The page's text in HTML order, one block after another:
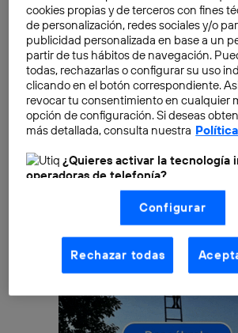
diferentes debates”, permitiendo
usuarios a través de hilos o
que otras personas de la app pueden
compartir o republicar en su perfil.
cookies propias y de terceros con fines
de personalización, redes sociales y/o
publicidad personalizada en base a un
partir de tus hábitos de navegación.
todas, rechazarlas o configurar su uso
clicando en el botón correspondiente.
revocar tu consentimiento en cualquier
opción de configuración. Si deseas
más detallada, consulta nuestra
¿Quieres activar la tecnología
operadoras de telefonía?
Nosotros, Telefónica S.A., utilizamos la
realizar nuestras acciones de marketing
(como se describe en este aviso de
basadas en tu navegación en
aquí(solo cuando utilizas una
internet habilitada , proporcionada por
operadoras de telefonía participantes, y
La tecnología Utiq está diseñada con la
prioridad ofreciéndote elección y control.
Configurar
Rechazar todas